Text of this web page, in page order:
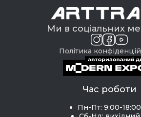
Ми в соціальних
Політика
Час роботи
Пн-Пт: 9:00-18:00